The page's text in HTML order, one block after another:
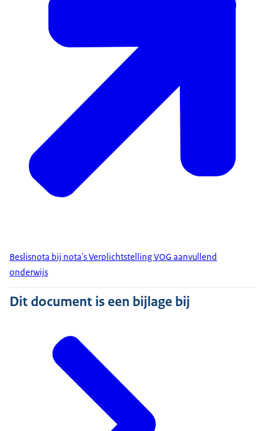
Beslisnota bij nota's Verplichtstelling VOG aanvullend
onderwijs
Dit document is een bijlage bij